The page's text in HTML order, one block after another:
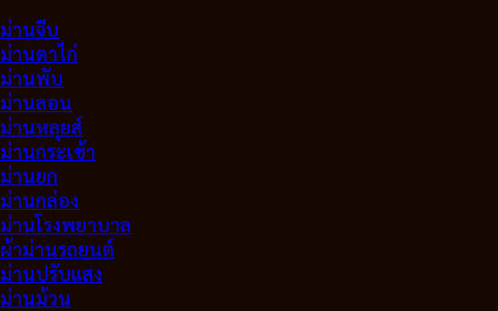
ม่านจีบ
ม่านตาไก่
ม่านพับ
ม่านลอน
ม่านหลุยส์
ม่านกระเช้า
ม่านยก
ม่านกล่อง
ม่านโรงพยาบาล
ผ้าม่านรถยนต์
ม่านปรับแสง
ม่านม้วน